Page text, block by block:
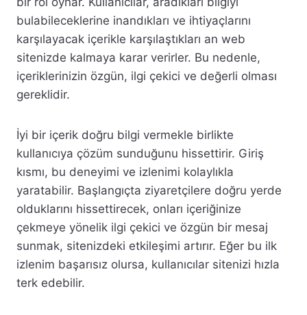
bulabileceklerine inandıkları ve ihtiyaçlarını
karşılayacak içerikle karşılaştıkları an web
sitenizde kalmaya karar verirler. Bu nedenle,
içeriklerinizin özgün, ilgi çekici ve değerli olması
gereklidir.
İyi bir içerik doğru bilgi vermekle birlikte
kullanıcıya çözüm sunduğunu hissettirir. Giriş
kısmı, bu deneyimi ve izlenimi kolaylıkla
yaratabilir. Başlangıçta ziyaretçilere doğru yerde
olduklarını hissettirecek, onları içeriğinize
çekmeye yönelik ilgi çekici ve özgün bir mesaj
sunmak, sitenizdeki etkileşimi artırır. Eğer bu ilk
izlenim başarısız olursa, kullanıcılar sitenizi hızla
terk edebilir.